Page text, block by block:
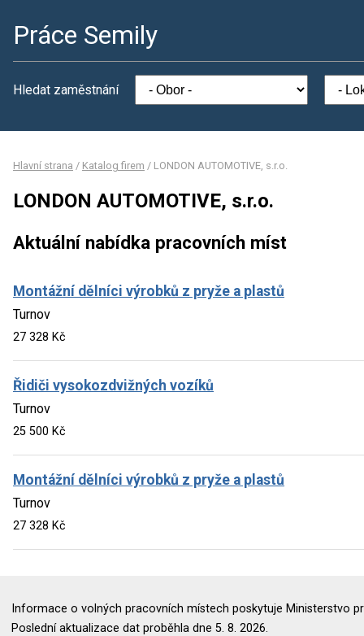
Práce Semily
Hledat zaměstnání
Hlavní strana / Katalog firem / LONDON AUTOMOTIVE, s.r.o.
LONDON AUTOMOTIVE, s.r.o.
Aktuální nabídka pracovních míst
Montážní dělníci výrobků z pryže a plastů
Turnov
27 328 Kč
Řidiči vysokozdvižných vozíků
Turnov
25 500 Kč
Montážní dělníci výrobků z pryže a plastů
Turnov
27 328 Kč
Informace o volných pracovních místech poskytuje Ministerstvo
Poslední aktualizace dat proběhla dne 5. 8. 2026.